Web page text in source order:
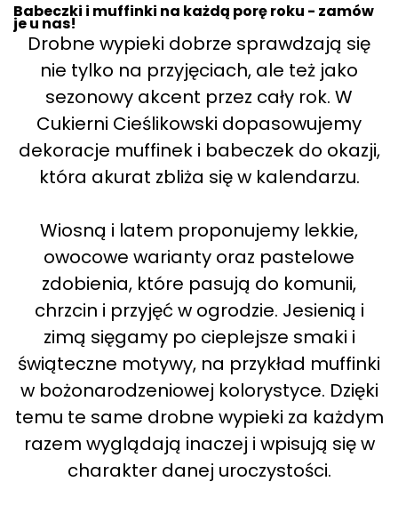
Babeczki i muffinki na każdą porę roku - zamów
je u nas!
Drobne wypieki dobrze sprawdzają się
nie tylko na przyjęciach, ale też jako
sezonowy akcent przez cały rok. W
Cukierni Cieślikowski dopasowujemy
dekoracje muffinek i babeczek do okazji,
która akurat zbliża się w kalendarzu.
Wiosną i latem proponujemy lekkie,
owocowe warianty oraz pastelowe
zdobienia, które pasują do komunii,
chrzcin i przyjęć w ogrodzie. Jesienią i
zimą sięgamy po cieplejsze smaki i
świąteczne motywy, na przykład muffinki
w bożonarodzeniowej kolorystyce. Dzięki
temu te same drobne wypieki za każdym
razem wyglądają inaczej i wpisują się w
charakter danej uroczystości.